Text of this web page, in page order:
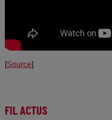
[Source]
FIL ACTUS